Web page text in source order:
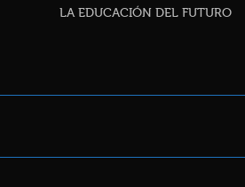
LA EDUCACIÓN DEL FUTURO